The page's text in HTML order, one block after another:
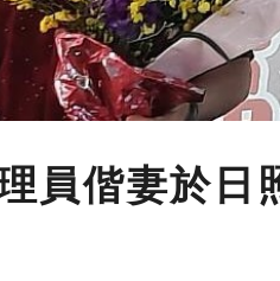
員偕妻於日